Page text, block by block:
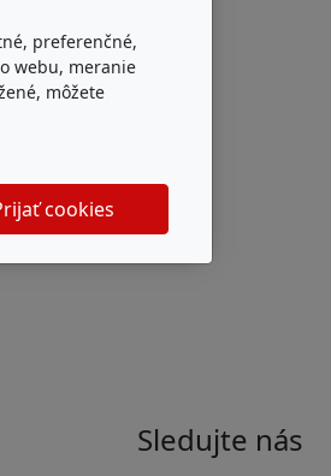
Sledujte nás
preferenčné,
webu, meranie
môžete
cookies